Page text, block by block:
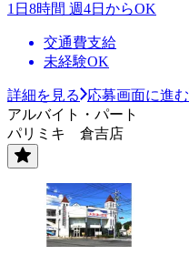
1日8時間 週4日からOK
交通費支給
未経験OK
詳細を見る
応募画面に進む
アルバイト・パート
パリミキ 倉吉店